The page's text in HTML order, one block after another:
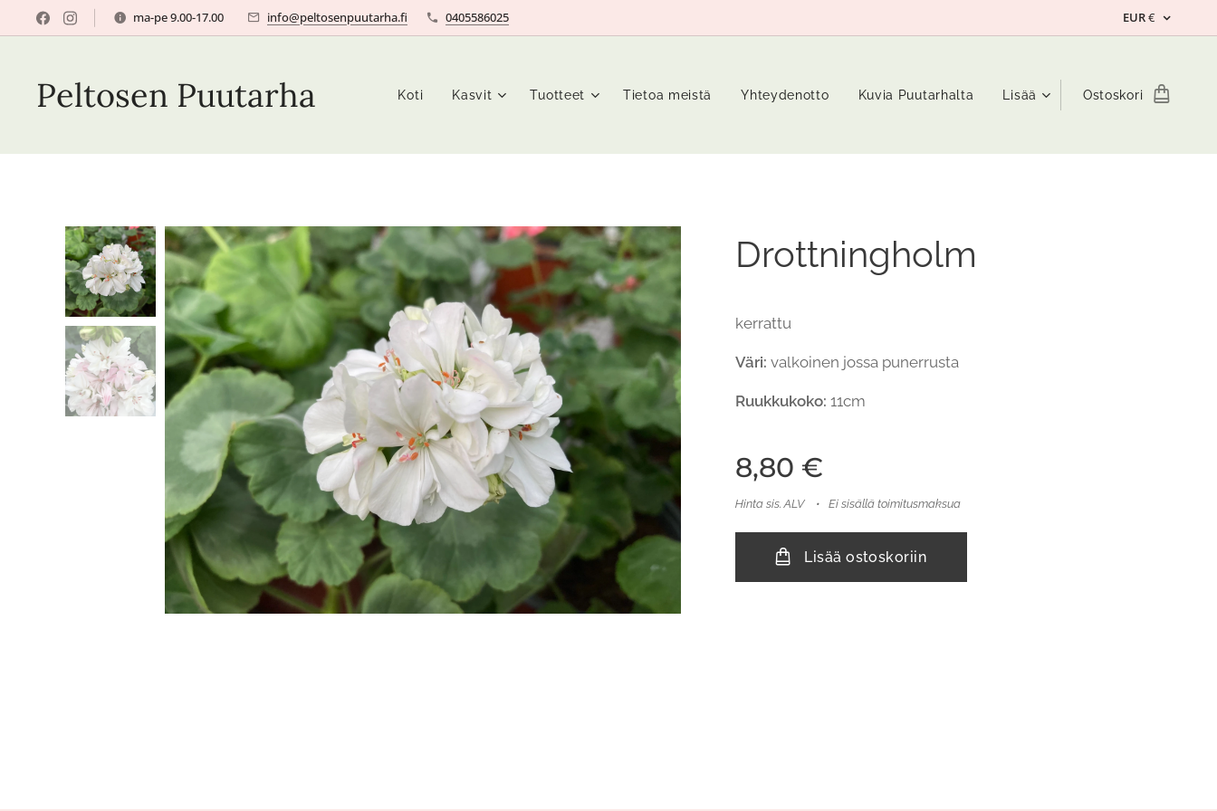
ma-pe 9.00-17.00 info@peltosenpuutarha.fi 0405586025 EUR€
Peltosen Puutarha Koti Kasvit Tuotteet Tietoa meistä Yhteydenotto Kuvia Puutarhalta Lisää Ostoskori
Drottningholm
kerrattu
Väri: valkoinen jossa punerrusta
Ruukkukoko: 11cm
8,80 €
Hinta sis. ALV Ei sisällä toimitusmaksua
Lisää ostoskoriin